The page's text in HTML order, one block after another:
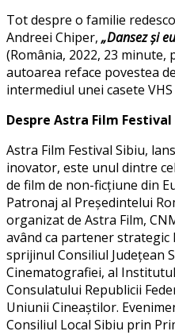
Tot despre o familie
Andreei Chiper, „Dansez și
(România, 2022, 23 minute,
autoarea reface povestea
intermediul unei casete
Despre Astra Film Festival
Astra Film Festival Sibiu,
inovator, este unul dintre
de film de non-ficțiune din
Patronaj al Președintelui
organizat de Astra Film,
având ca partener
sprijinul Consiliul Județean
Cinematografiei, al
Consulatului Republicii
Uniunii Cineaștilor.
Consiliul Local Sibiu prin